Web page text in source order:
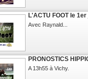
L'ACTU FOOT le
Avec Raynald...
PRONOSTICS
A 13h55 à Vichy.